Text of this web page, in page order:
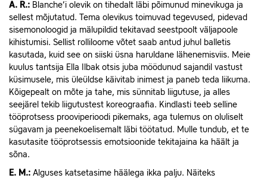
A. R.: Blanche’i olevik on tihedalt läbi põimunud minevikuga ja
sellest mõjutatud. Tema olevikus toimuvad tegevused, pidevad
sisemonoloogid ja mälupildid tekitavad seestpoolt väljapoole
kihistumisi. Sellist rolliloome võtet saab antud juhul balletis
kasutada, kuid see on siiski üsna haruldane lähenemisviis. Meie
kuulus tantsija Ella Ilbak otsis juba möödunud sajandil vastust
küsimusele, mis üleüldse käivitab inimest ja paneb teda liikuma.
Kõigepealt on mõte ja tahe, mis sünnitab liigutuse, ja alles
seejärel tekib liigutustest koreograafia. Kindlasti teeb selline
tööprotsess prooviperioodi pikemaks, aga tulemus on oluliselt
sügavam ja peenekoelisemalt läbi töötatud. Mulle tundub, et te
kasutasite tööprotsessis emotsioonide tekitajaina ka häält ja
sõna.
E. M.: Alguses katsetasime häälega ikka palju. Näiteks